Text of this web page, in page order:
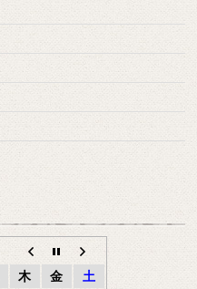
木 金
土